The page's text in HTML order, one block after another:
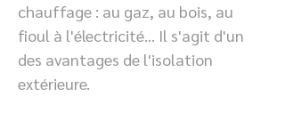
chauffage : au gaz, au bois, au
fioul à l'électricité… Il s'agit d'un
des avantages de l'isolation
extérieure.